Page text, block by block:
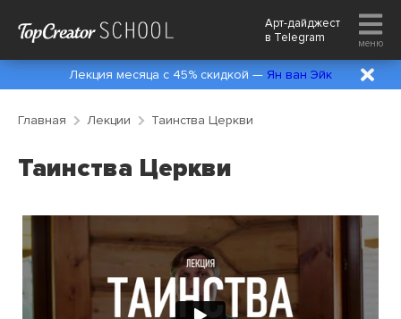
Арт-дайджест
в Telegram меню
Лекция месяца с 45% скидкой — Ян ван Эйк
Главная Лекции Таинства Церкви
Таинства Церкви